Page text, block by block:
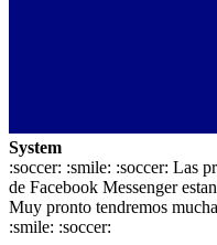
System
:soccer: :smile: :soccer: Las
de Facebook Messenger
Muy pronto tendremos
:smile: :soccer: